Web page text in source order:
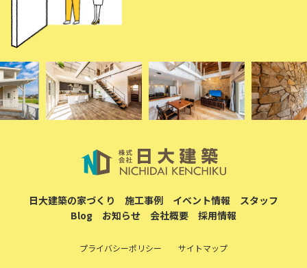
日大建築の家づくり 施工事例 イベント情報
スタッフ
Blog
お知らせ 会社概要 採用情報
プライバシーポリシー サイトマップ